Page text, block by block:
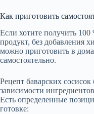
Как приготовить
Если хотите получить
продукт, без добавления
можно приготовить в
самостоятельно.
Рецепт баварских сосисок
зависимости
Есть определенные
готовке: